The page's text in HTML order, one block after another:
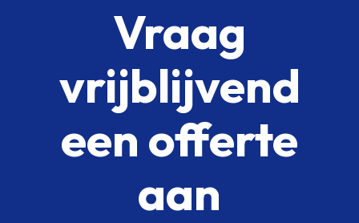
Vraag
vrijblijvend
een offerte
aan